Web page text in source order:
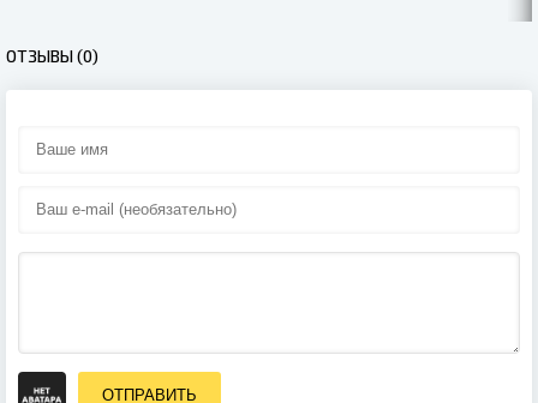
ОТЗЫВЫ (0)
ОТПРАВИТЬ